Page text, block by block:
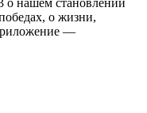
о жизни,
—